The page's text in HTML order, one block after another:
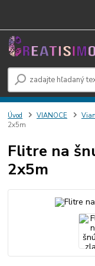
Úvod VIANOCE
2x5m
Flitre na
2x5m